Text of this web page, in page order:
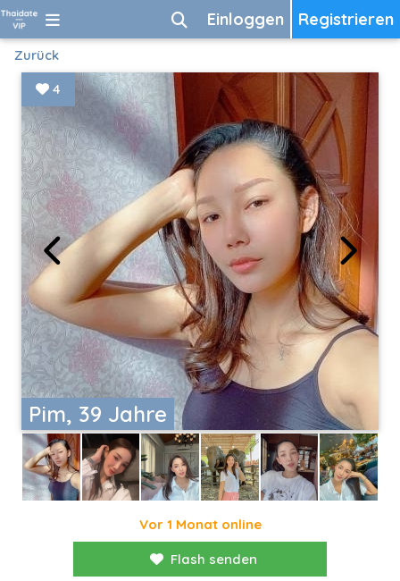
Registrieren
Einloggen
Zurück
Pim, 39 Jahre
4
Vor 1 Monat online
Flash senden